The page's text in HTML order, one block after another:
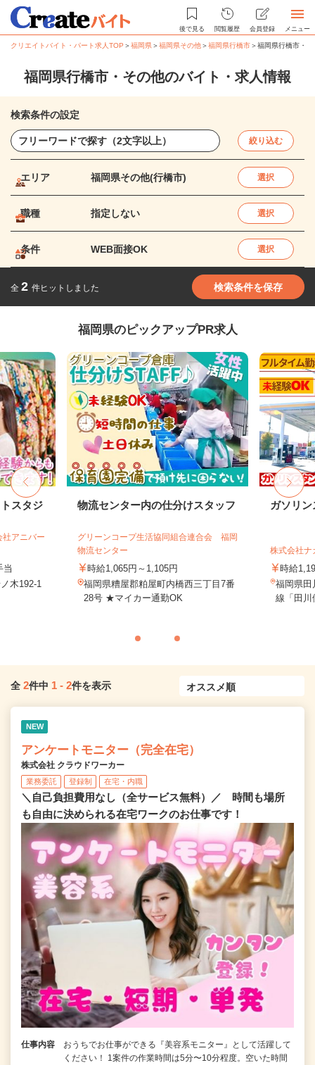
後で見る 閲覧履歴 会員登録 メニュー
クリエイトバイト・パート求人TOP ＞福岡県＞福岡県その他＞福岡県行橋市＞福岡県行橋市・
福岡県行橋市・その他のバイト・求人情報
検索条件の設定
絞り込む
エリア 福岡県その他(行橋市) 選択
職種 指定しない 選択
条件 WEB面接OK 選択
全 2 件ヒットしました 検索条件を保存
福岡県のピックアップPR求人
スタジ
アニバー
当
木192-1
物流センター内の仕分けスタッフ
グリーンコープ生活協同組合連合会 福岡
物流センター
時給1,065円～1,105円
福岡県糟屋郡粕屋町内橋西三丁目7番
28号 ★マイカー通勤OK
ガソリ
株式会社
時給
福岡県田
線「田川
全 2件中 1 - 2件を表示
NEW
アンケートモニター（完全在宅）
株式会社 クラウドワーカー
業務委託 登録制 在宅・内職
＼自己負担費用なし（全サービス無料）／ 時間も場所
も自由に決められる在宅ワークのお仕事です！
仕事内容
おうちでお仕事ができる『美容系モニター』として活躍して
ください！ 1案件の作業時間は5分〜10分程度。空いた時間